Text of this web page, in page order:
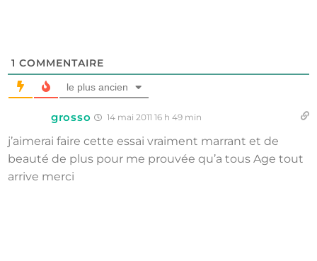
1 COMMENTAIRE
le plus ancien
grosso 14 mai 2011 16 h 49 min
j’aimerai faire cette essai vraiment marrant et de
beauté de plus pour me prouvée qu’a tous Age tout
arrive merci